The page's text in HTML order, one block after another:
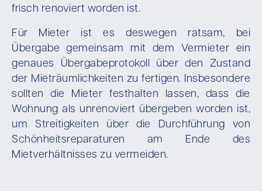
frisch renoviert worden ist.
Für Mieter ist es deswegen ratsam, bei
Übergabe gemeinsam mit dem Vermieter ein
genaues Übergabeprotokoll über den Zustand
der Mieträumlichkeiten zu fertigen. Insbesondere
sollten die Mieter festhalten lassen, dass die
Wohnung als unrenoviert übergeben worden ist,
um Streitigkeiten über die Durchführung von
Schönheitsreparaturen am Ende des
Mietverhältnisses zu vermeiden.